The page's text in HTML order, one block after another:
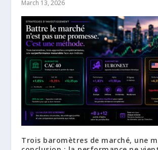
March 13, 2026
Trois baromètres de marché, une